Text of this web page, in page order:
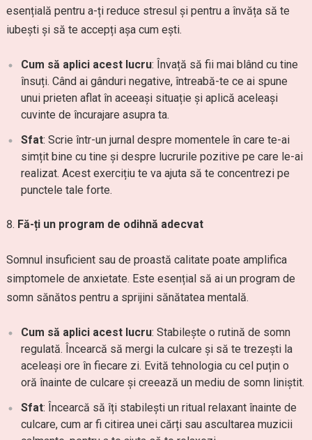
esențială pentru a-ți reduce stresul și pentru a învăța să te
iubești și să te accepți așa cum ești.
Cum să aplici acest lucru: Învață să fii mai blând cu tine
însuți. Când ai gânduri negative, întreabă-te ce ai spune
unui prieten aflat în aceeași situație și aplică aceleași
cuvinte de încurajare asupra ta.
Sfat: Scrie într-un jurnal despre momentele în care te-ai
simțit bine cu tine și despre lucrurile pozitive pe care le-ai
realizat. Acest exercițiu te va ajuta să te concentrezi pe
punctele tale forte.
Fă-ți un program de odihnă adecvat
Somnul insuficient sau de proastă calitate poate amplifica
simptomele de anxietate. Este esențial să ai un program de
somn sănătos pentru a sprijini sănătatea mentală.
Cum să aplici acest lucru: Stabilește o rutină de somn
regulată. Încearcă să mergi la culcare și să te trezești la
aceleași ore în fiecare zi. Evită tehnologia cu cel puțin o
oră înainte de culcare și creează un mediu de somn liniștit.
Sfat: Încearcă să îți stabilești un ritual relaxant înainte de
culcare, cum ar fi citirea unei cărți sau ascultarea muzicii